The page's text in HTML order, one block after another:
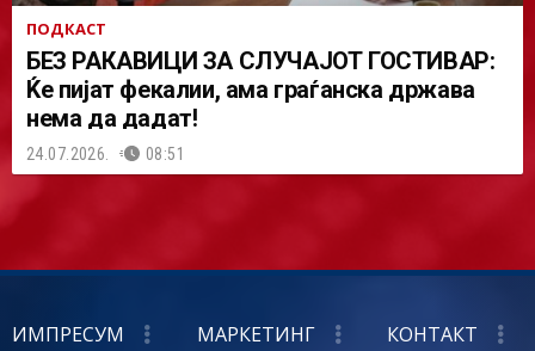
ПОДКАСТ
БЕЗ РАКАВИЦИ ЗА СЛУЧАЈОТ ГОСТИВАР:
Ќе пијат фекалии, ама граѓанска држава
нема да дадат!
24.07.2026. 08:51
ИМПРЕСУМ МАРКЕТИНГ КОНТАКТ